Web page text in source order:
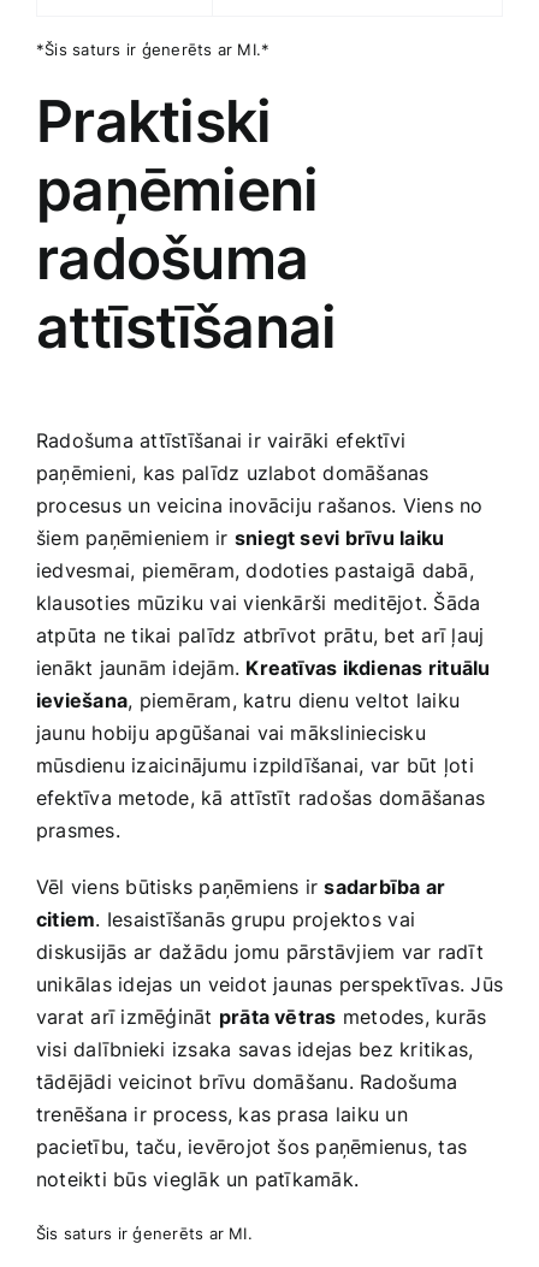
*Šis saturs ir ģenerēts ar MI.*
Praktiski
paņēmieni
radošuma
attīstīšanai
Radošuma attīstīšanai‌ ir vairāki⁣ efektīvi
paņēmieni,⁢ kas palīdz uzlabot domāšanas
procesus ⁢un veicina inovāciju rašanos. Viens no
šiem paņēmieniem​ ir sniegt sevi brīvu‍ laiku
iedvesmai, ⁢piemēram, dodoties pastaigā dabā,
klausoties‌ mūziku vai vienkārši meditējot. Šāda⁣
atpūta ne tikai palīdz atbrīvot ‌prātu, bet arī ļauj
ienākt jaunām idejām. Kreatīvas ikdienas​ rituālu
ieviešana, ​piemēram,‍ katru⁣ dienu veltot laiku
jaunu hobiju apgūšanai vai māksliniecisku
mūsdienu izaicinājumu izpildīšanai, var⁤ būt ļoti
efektīva metode, kā attīstīt radošas domāšanas
prasmes.
Vēl viens būtisks paņēmiens irsadarbība ar
citiem. Iesaistīšanās grupu projektos ⁢vai
⁣diskusijās ⁤ar dažādu jomu pārstāvjiem var ‌radīt
unikālas idejas ‌un ‌veidot jaunas perspektīvas. Jūs
‌varat arī izmēģināt prāta vētras metodes,‍ kurās
visi dalībnieki izsaka⁤ savas idejas ⁤bez kritikas,
tādējādi veicinot brīvu domāšanu. Radošuma
trenēšana ir process, kas ‌prasa⁢ laiku un
pacietību, ​taču,‌ ievērojot šos paņēmienus, tas
noteikti būs vieglāk un patīkamāk.
Šis saturs ir ģenerēts ar MI.